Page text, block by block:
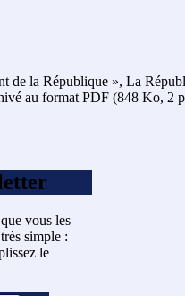
de la République », La
au format PDF (848 Ko, 2
vous les
simple :
le